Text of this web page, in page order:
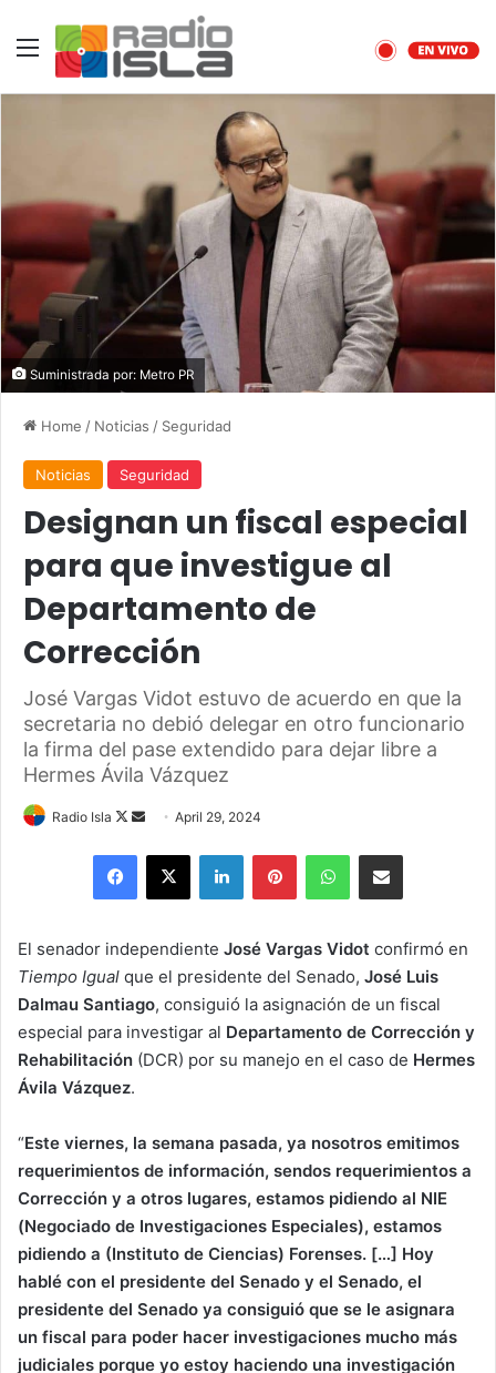
Menu
Suministrada por: Metro PR
Home / Noticias / Seguridad
Noticias Seguridad
Designan un fiscal especial
para que investigue al
Departamento de
Corrección
José Vargas Vidot estuvo de acuerdo en que la
secretaria no debió delegar en otro funcionario
la firma del pase extendido para dejar libre a
Hermes Ávila Vázquez
Radio Isla
Follow
Send
email
April 29, 2024
Facebook
X LinkedInPinterestWhatsAppShare via Email
El senador independiente José Vargas Vidot confirmó en
Tiempo Igual que el presidente del Senado, José Luis
Dalmau Santiago, consiguió la asignación de un fiscal
especial para investigar al Departamento de Corrección y
Rehabilitación (DCR) por su manejo en el caso de Hermes
Ávila Vázquez.
“Este viernes, la semana pasada, ya nosotros emitimos
requerimientos de información, sendos requerimientos a
Corrección y a otros lugares, estamos pidiendo al NIE
(Negociado de Investigaciones Especiales), estamos
pidiendo a (Instituto de Ciencias) Forenses. […] Hoy
hablé con el presidente del Senado y el Senado, el
presidente del Senado ya consiguió que se le asignara
un fiscal para poder hacer investigaciones mucho más
judiciales porque yo estoy haciendo una investigación